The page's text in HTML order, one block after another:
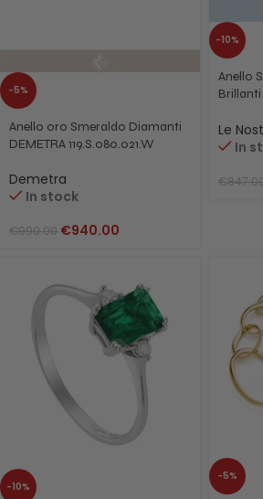
-5%
Anello oro Smeraldo Diamanti
DEMETRA 119.S.080.021.W
Demetra
In stock
€990.00 €940.00
-10%
Anello
Brillanti
Le
In
€
-10%
-5%